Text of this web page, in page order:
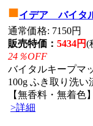
■イデア バイタ
通常価格: 7150円
販売特価： 5434円(
24％OFF
バイタルキープマ
100g ふき取り洗い
【無香料・無着色
>詳細